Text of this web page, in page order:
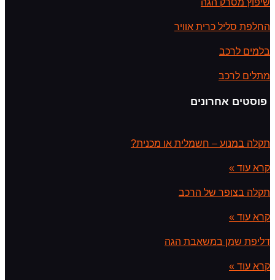
שיפוץ מסרק הגה
החלפת סליל כרית אוויר
בלמים לרכב
מתלים לרכב
פוסטים אחרונים
תקלה במנוע – חשמלית או מכנית?
קרא עוד »
תקלה בצופר של הרכב
קרא עוד »
דליפת שמן במשאבת הגה
קרא עוד »